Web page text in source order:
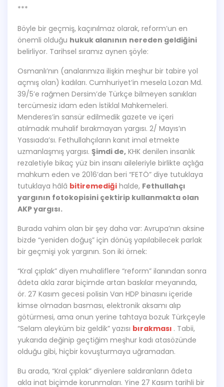
***
Böyle bir geçmiş, kaçınılmaz olarak, reform’un en
önemli olduğu hukuk alanının nereden geldiğini
belirliyor. Tarihsel sıramız aynen şöyle:
Osmanlı’nın (analarımıza ilişkin meşhur bir tabire yol
açmış olan) kadıları. Cumhuriyet’in mesela Lozan Md.
39/5’e rağmen Dersim’de Türkçe bilmeyen sanıkları
tercümesiz idam eden İstiklal Mahkemeleri.
Menderes’in sansür edilmedik gazete ve içeri
atılmadık muhalif bırakmayan yargısı. 2/ Mayıs’ın
Yassıada’sı. Fethullahçıların kanıt imal etmekte
uzmanlaşmış yargısı. Şimdi de, KHK denilen insanlık
rezaletiyle bikaç yüz bin insanı aileleriyle birlikte açlığa
mahkum eden ve 2016’dan beri “FETÖ” diye tutuklaya
tutuklaya hâlâ bitiremediği halde, Fethullahçı
yargının fotokopisini çektirip kullanmakta olan
AKP yargısı.
Burada vahim olan bir şey daha var: Avrupa’nın aksine
bizde “yeniden doğuş” için dönüş yapılabilecek parlak
bir geçmişi yok yargının. Son iki örnek:
“Kral çıplak” diyen muhaliflere “reform” ilanından sonra
âdeta akla zarar biçimde artan baskılar meyanında,
ör. 27 Kasım gecesi polisin Van HDP binasını içeride
kimse olmadan basması, elektronik aksamı alıp
götürmesi, ama onun yerine tahtaya bozuk Türkçeyle
“Selam aleyküm biz geldik” yazısı bırakması . Tabii,
yukarıda değinip geçtiğim meşhur kadı atasözünde
olduğu gibi, hiçbir kovuşturmaya uğramadan.
Bu arada, “Kral çıplak” diyenlere saldıranların âdeta
akla inat biçimde korunmaları. Yine 27 Kasım tarihli bir